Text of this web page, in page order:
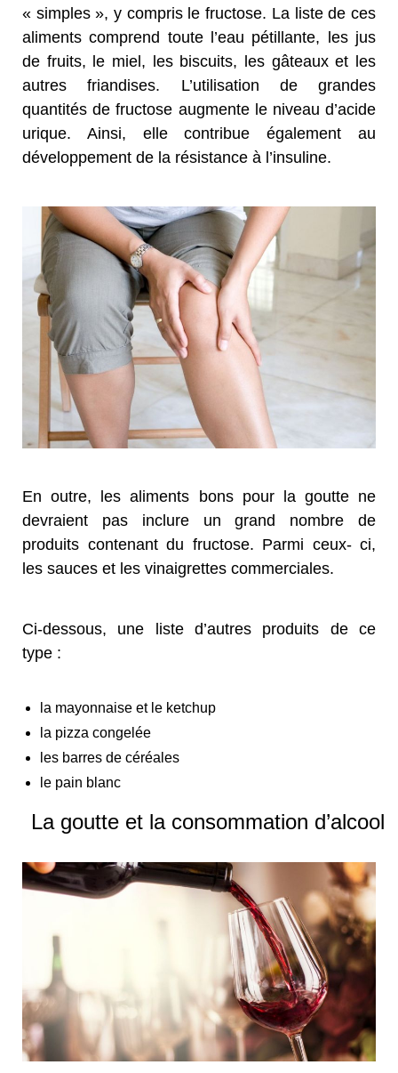
« simples », y compris le fructose. La liste de ces
aliments comprend toute l’eau pétillante, les jus
de fruits, le miel, les biscuits, les gâteaux et les
autres friandises. L’utilisation de grandes
quantités de fructose augmente le niveau d’acide
urique. Ainsi, elle contribue également au
développement de la résistance à l’insuline.
En outre, les aliments bons pour la goutte ne
devraient pas inclure un grand nombre de
produits contenant du fructose. Parmi ceux- ci,
les sauces et les vinaigrettes commerciales.
Ci-dessous, une liste d’autres produits de ce
type :
la mayonnaise et le ketchup
la pizza congelée
les barres de céréales
le pain blanc
La goutte et la consommation d’alcool